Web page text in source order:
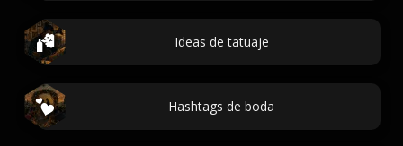
Ideas de tatuaje
Hashtags de boda